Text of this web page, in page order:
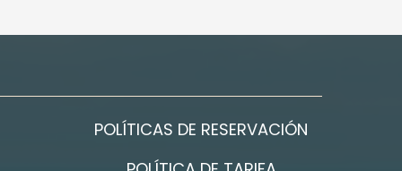
POLÍTICAS DE RESERVACIÓN